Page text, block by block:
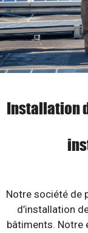
Installation
Notre société de
d’installation
bâtiments. Notre